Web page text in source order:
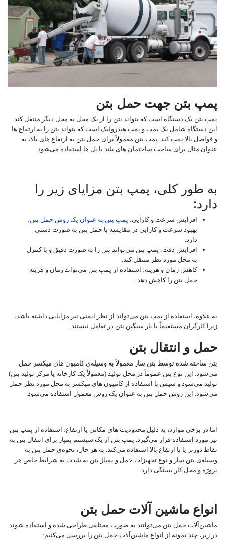
پمپ بتن جهت حمل بتن
پمپ بتن یک دستگاه است که بتواند بتن را از یک محل به محل دیگر منتقل کند.
این دستگاه شامل یک بمب و پمپ هیدرولیک است که بتواند بتن را به ارتفاع ‌ها
و فواصل بالا پمپ کند. پمپ بتن معمولاً برای حمل بتن به ارتفاع‌ های بالا، به
عنوان مثال برای ساخت ساختمان‌ های بلند یا پل‌ ها استفاده می‌شود.
به طور کلی، پمپ بتن مزایای زیر را
دارد:
افزایش سرعت و کارایی: پمپ بتن به عنوان یک روش حمل بتن،
بهبود سرعت و کارایی در مقایسه با حمل بتن به صورت دستی
دارد.
افزایش دقت: پمپ بتن می‌تواند بتن را به صورت دقیق و با کنترل
به محل مورد نظر منتقل کند.
کاهش زمان و هزینه: استفاده از پمپ بتن می‌تواند زمان و هزینه
حمل بتن را کاهش دهد.
به علاوه، استفاده از پمپ بتن می‌تواند از نظر ایمنی نیز مزایایی داشته باشد،
زیرا کارگران مستقیماً با بار سنگین بتن در تعامل نیستند.
حمل و انتقال بتن
بتن ساخته شده توسط بتن ساز معمولاً به وسیله‌ی کامیون ‌های میکسر حمل
می‌شود. این نوع بتن عموماً در محل تولید (معمولاً یک کارخانه یا مرکز تولید بتن)
تولید می‌شود و سپس با استفاده از کامیون ‌های میکسر به محل مورد نظر حمل
می‌شود. این روش حمل بتن به عنوان یک روش معمول استفاده می‌شود.
اما در برخی موارد، به دلیل محدودیت ‌های مکانی یا ارتفاع، استفاده از پمپ بتن
نیز مورد استفاده قرار می‌گیرد. پمپ بتن از یک سیستم پمپاژ برای انتقال بتن به
نقاط دورتر یا با ارتفاع بالا استفاده می‌کند. به هر حال، نحوه‌ی حمل بتن به
وسیله‌ی بتن ساز و نوع تجهیزات حمل و پمپاژ بتن به شدت به شرایط خاص هر
پروژه و محل کار بستگی دارد.
انواع ماشین آلات حمل بتن
ماشین‌آلات حمل بتن می‌توانند به صورت مختلفی طراحی شده و استفاده شوند.
در زیر، چند نمونه از انواع ماشین‌آلات حمل بتن را بررسی می‌کنیم: